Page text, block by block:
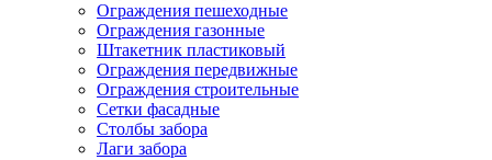
Ограждения пешеходные
Ограждения газонные
Штакетник пластиковый
Ограждения передвижные
Ограждения строительные
Сетки фасадные
Столбы забора
Лаги забора